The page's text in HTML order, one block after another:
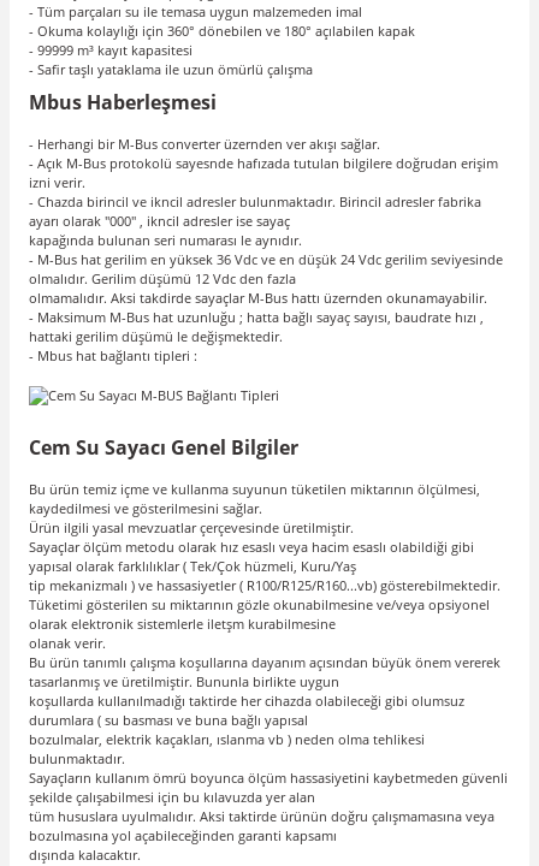
- Tüm parçaları su ile temasa uygun malzemeden imal
- Okuma kolaylığı için 360° dönebilen ve 180° açılabilen kapak
- 99999 m³ kayıt kapasitesi
- Safir taşlı yataklama ile uzun ömürlü çalışma
Mbus Haberleşmesi
- Herhangi bir M-Bus converter üzernden ver akışı sağlar.
- Açık M-Bus protokolü sayesnde hafızada tutulan bilgilere doğrudan erişim
izni verir.
- Chazda birincil ve ikncil adresler bulunmaktadır. Birincil adresler fabrika
ayarı olarak "000" , ikncil adresler ise sayaç
kapağında bulunan seri numarası le aynıdır.
- M-Bus hat gerilim en yüksek 36 Vdc ve en düşük 24 Vdc gerilim seviyesinde
olmalıdır. Gerilim düşümü 12 Vdc den fazla
olmamalıdır. Aksi takdirde sayaçlar M-Bus hattı üzernden okunamayabilir.
- Maksimum M-Bus hat uzunluğu ; hatta bağlı sayaç sayısı, baudrate hızı ,
hattaki gerilim düşümü le değişmektedir.
- Mbus hat bağlantı tipleri :
Cem Su Sayacı Genel Bilgiler
Bu ürün temiz içme ve kullanma suyunun tüketilen miktarının ölçülmesi,
kaydedilmesi ve gösterilmesini sağlar.
Ürün ilgili yasal mevzuatlar çerçevesinde üretilmiştir.
Sayaçlar ölçüm metodu olarak hız esaslı veya hacim esaslı olabildiği gibi
yapısal olarak farklılıklar ( Tek/Çok hüzmeli, Kuru/Yaş
tip mekanizmalı ) ve hassasiyetler ( R100/R125/R160...vb) gösterebilmektedir.
Tüketimi gösterilen su miktarının gözle okunabilmesine ve/veya opsiyonel
olarak elektronik sistemlerle iletşm kurabilmesine
olanak verir.
Bu ürün tanımlı çalışma koşullarına dayanım açısından büyük önem vererek
tasarlanmış ve üretilmiştir. Bununla birlikte uygun
koşullarda kullanılmadığı taktirde her cihazda olabileceği gibi olumsuz
durumlara ( su basması ve buna bağlı yapısal
bozulmalar, elektrik kaçakları, ıslanma vb ) neden olma tehlikesi
bulunmaktadır.
Sayaçların kullanım ömrü boyunca ölçüm hassasiyetini kaybetmeden güvenli
şekilde çalışabilmesi için bu kılavuzda yer alan
tüm hususlara uyulmalıdır. Aksi taktirde ürünün doğru çalışmamasına veya
bozulmasına yol açabileceğinden garanti kapsamı
dışında kalacaktır.